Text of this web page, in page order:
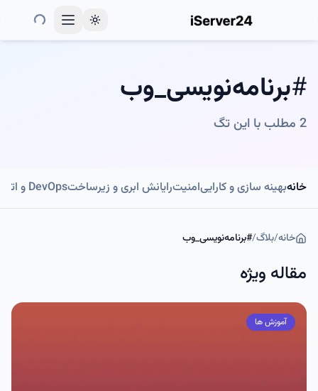
Toggle theme
#برنامه‌نویسی_وب
2 مطلب با این تگ
خانهبهینه سازی و کاراییامنیترایانش ابری و زیرساختDevOps و اتوماسیون
خانه/بلاگ/
#برنامه‌نویسی_وب
مقاله ویژه
آموزش ها